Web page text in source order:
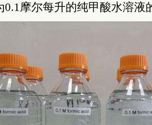
0.1摩尔每升的纯甲酸水溶液